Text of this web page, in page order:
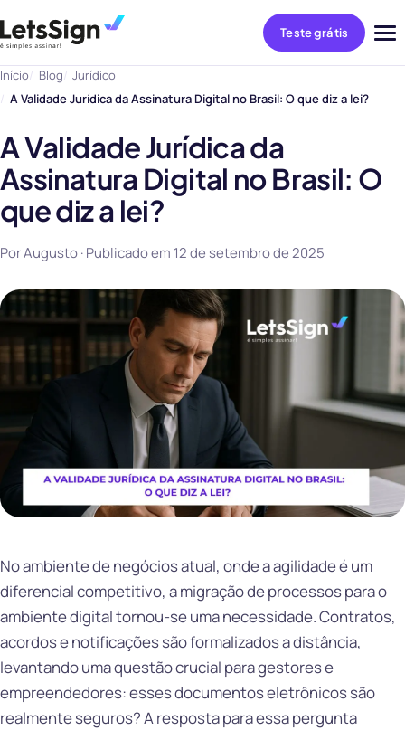
Teste grátis
Início Blog
Jurídico
A Validade Jurídica da Assinatura Digital no Brasil: O que diz a lei?
A Validade Jurídica da
Assinatura Digital no Brasil: O
que diz a lei?
Por Augusto · Publicado em 12 de setembro de 2025
No ambiente de negócios atual, onde a agilidade é um
diferencial competitivo, a migração de processos para o
ambiente digital tornou-se uma necessidade. Contratos,
acordos e notificações são formalizados a distância,
levantando uma questão crucial para gestores e
empreendedores: esses documentos eletrônicos são
realmente seguros? A resposta para essa pergunta